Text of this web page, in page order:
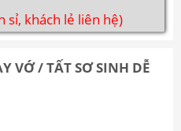
sỉ, khách lẻ liên hệ)
VỚ / TẤT SƠ SINH DỄ